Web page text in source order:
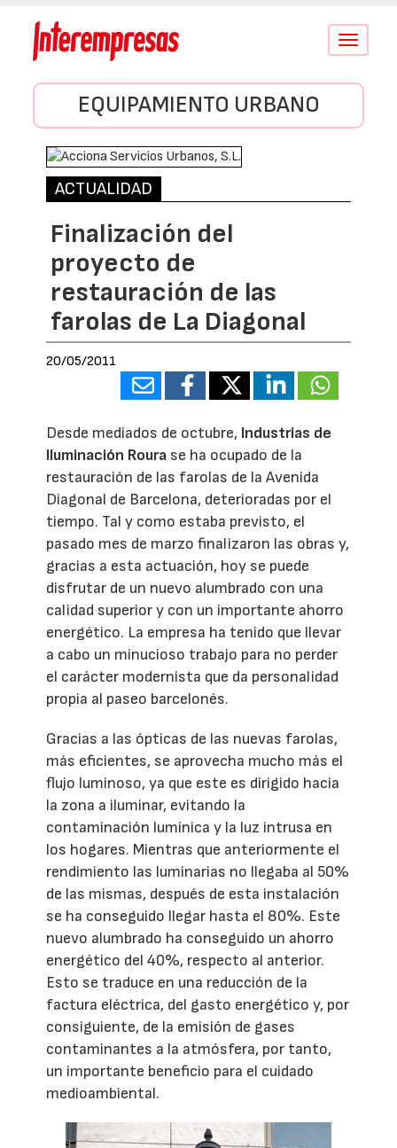
Conmutar
EQUIPAMIENTO URBANO
ACTUALIDAD
Finalización del
proyecto de
restauración de las
farolas de La Diagonal
20/05/2011
Desde mediados de octubre, Industrias de
Iluminación Roura se ha ocupado de la
restauración de las farolas de la Avenida
Diagonal de Barcelona, deterioradas por el
tiempo. Tal y como estaba previsto, el
pasado mes de marzo finalizaron las obras y,
gracias a esta actuación, hoy se puede
disfrutar de un nuevo alumbrado con una
calidad superior y con un importante ahorro
energético. La empresa ha tenido que llevar
a cabo un minucioso trabajo para no perder
el carácter modernista que da personalidad
propia al paseo barcelonés.
Gracias a las ópticas de las nuevas farolas,
más eficientes, se aprovecha mucho más el
flujo luminoso, ya que este es dirigido hacia
la zona a iluminar, evitando la
contaminación lumínica y la luz intrusa en
los hogares. Mientras que anteriormente el
rendimiento las luminarias no llegaba al 50%
de las mismas, después de esta instalación
se ha conseguido llegar hasta el 80%. Este
nuevo alumbrado ha conseguido un ahorro
energético del 40%, respecto al anterior.
Esto se traduce en una reducción de la
factura eléctrica, del gasto energético y, por
consiguiente, de la emisión de gases
contaminantes a la atmósfera, por tanto,
un importante beneficio para el cuidado
medioambiental.